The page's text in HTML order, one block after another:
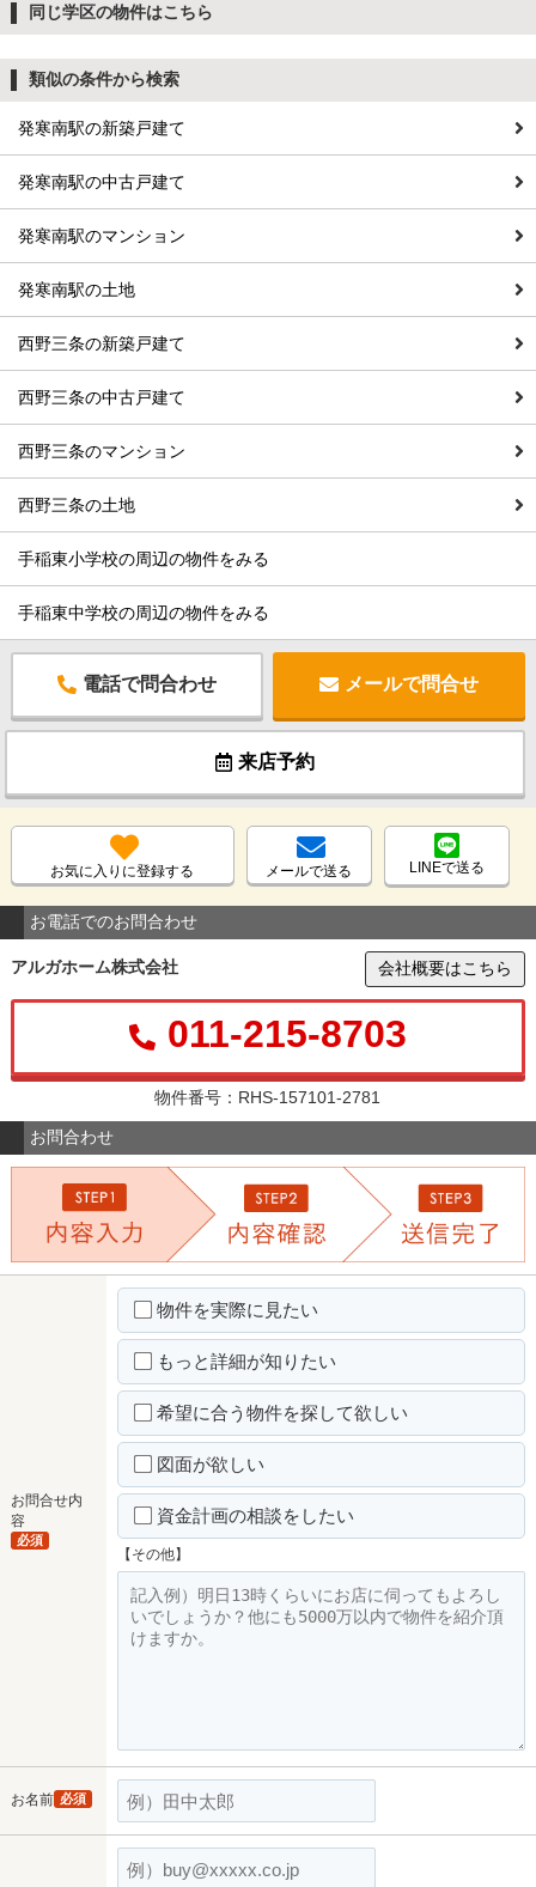
同じ学区の物件はこちら
類似の条件から検索
発寒南駅の新築戸建て
発寒南駅の中古戸建て
発寒南駅のマンション
発寒南駅の土地
西野三条の新築戸建て
西野三条の中古戸建て
西野三条のマンション
西野三条の土地
手稲東小学校の周辺の物件をみる
手稲東中学校の周辺の物件をみる
電話で問合わせ メールで問合せ
来店予約
お気に入りに登録する メールで送る LINEで送る
お電話でのお問合わせ
アルガホーム株式会社 会社概要はこちら
011-215-8703
物件番号：RHS-157101-2781
お問合わせ
お問合せ内
容
必須
物件を実際に見たい
もっと詳細が知りたい
希望に合う物件を探して欲しい
図面が欲しい
資金計画の相談をしたい
【その他】
お名前 必須